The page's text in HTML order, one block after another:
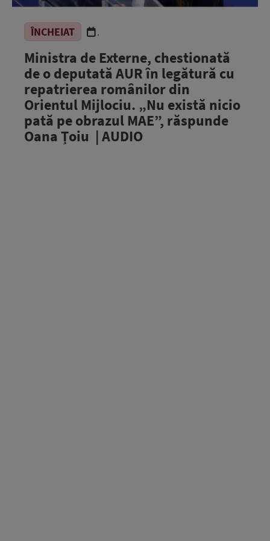
ÎNCHEIAT .
Ministra de Externe, chestionată
de o deputată AUR în legătură cu
repatrierea românilor din
Orientul Mijlociu. „Nu există nicio
pată pe obrazul MAE”, răspunde
Oana Țoiu | AUDIO